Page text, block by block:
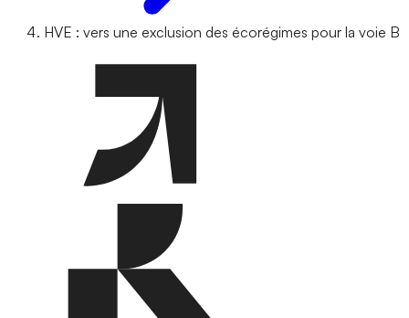
HVE : vers une exclusion des écorégimes pour la voie B